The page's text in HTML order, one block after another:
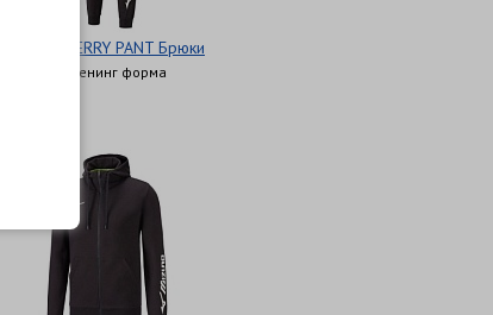
Mizuno TERRY PANT Брюки
Фитнес/тренинг форма